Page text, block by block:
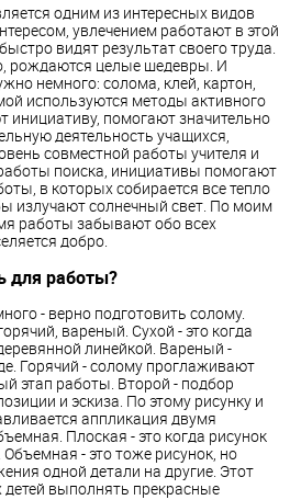
одним из интересных видов
увлечением работают в этой
видят результат своего труда.
рождаются целые шедевры. И
немного: солома, клей, картон,
используются методы активного
инициативу, помогают значительно
деятельность учащихся,
совместной работы учителя и
поиска, инициативы помогают
в которых собирается все тепло
излучают солнечный свет. По моим
работы забывают обо всех
добро.
для работы?
- верно подготовить солому.
вареный. Сухой - это когда
линейкой. Вареный -
Горячий - солому проглаживают
этап работы. Второй - подбор
и эскиза. По этому рисунку и
аппликация двумя
Плоская - это когда рисунок
- это тоже рисунок, но
одной детали на другие. Этот
детей выполнять прекрасные